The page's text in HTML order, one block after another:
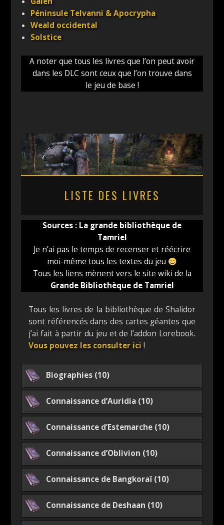
Péninsule Telvanni & Apocrypha
Weald occidental
Solstice
A noter que tous les livres que l’on peut avoir
dans les DLC sont ceux que l’on trouve dans
le jeu de base !
LISTE DES LIVRES
Sources : La grande bibliothèque de
Tamriel
Je n’ai pas le temps de recenser et réécrire
moi-même tous les textes du jeu
Tous les liens mènent vers le site wiki de la
Grande Bibliothèque de Tamriel
Tous les livres de la bibliothèque de Shalidor
sont référencés dans des cartes géantes que
j’ai fait à partir du jeu et de l’addon Lorebook.
Vous pouvez les consulter ici !
Biographies (10)
Connaissance d’Auridia (10)
Connaissance d’Estemarche (10)
Connaissance d’Oblivion (10)
Connaissance de Bangkoraï (10)
Connaissance de Deshaan (10)